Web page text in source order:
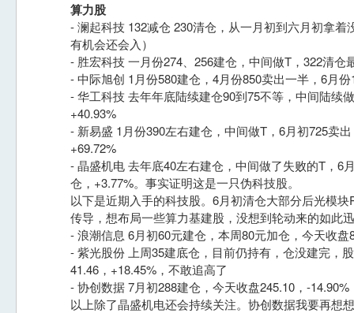
算力股
- 澜起科技 132减仓 230清仓，从一月初到六月初拿着
有机会还会入）
- 胜宏科技 一月份274、256建仓，中间做T，322清仓
- 中际旭创 1月份580建仓，4月份850卖出一半，6月
- 华工科技 去年年底陆续建仓90到75不等，中间陆续
+40.93%
- 新易盛 1月份390左右建仓，中间做T，6月初725卖
+69.72%
- 晶盛机电 去年底40左右建仓，中间做了失败的T，6
仓，+3.77%。事实证明这是一只伪科技股。
以下是近期入手的科技股。6月初清仓大部分后光模
传导，想布局一些算力基建股，没想到轮动来的如此
- 浪潮信息 6月初60元建仓，本周80元加仓，今天收盘
- 紫光股份 上周35建底仓，目前仍持有，仓没建完，
41.46，+18.45%，不敢追高了
- 协创数据 7月初288建仓，今天收盘245.10，-14.90%
以上除了晶盛机电还会持续关注。协创数据我要再想